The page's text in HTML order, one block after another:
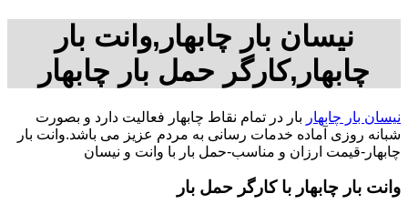
نیسان بار چابهار,وانت بار
چابهار,کارگر حمل بار چابهار
نیسان بار چابهار بار در تمام نقاط چابهار فعالیت دارد و بصورت
شبانه روزی آماده خدمات رسانی به مردم عزیز می باشد.وانت بار
چابهار-قیمت ارزان و مناسب-حمل بار با وانت و نیسان
وانت بار چابهار با کارگر حمل بار